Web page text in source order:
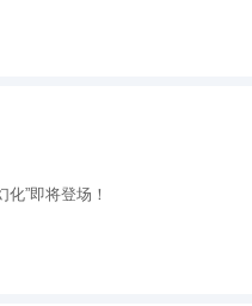
”即将登场！